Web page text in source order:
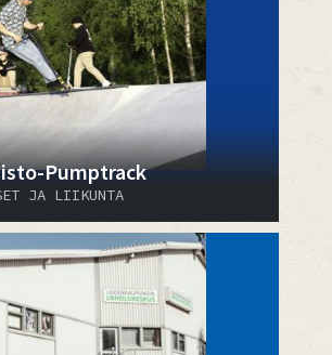
Pumptrack
JA LIIKUNTA